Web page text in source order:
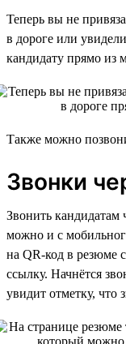
Теперь вы не
в дороге или
кандидату прямо из
Также можно
Звонки
Звонить кандидатам
можно и с
на QR-код в резюме
ссылку. Начнётся
увидит отметку, что